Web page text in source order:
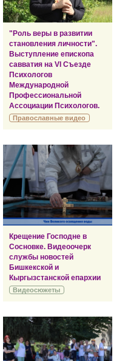
"Роль веры в развитии
становления личности".
Выступление епископа
савватия на VI Съезде
Психологов
Международной
Профессиональной
Ассоциации Психологов.
Православные видео
Крещение Господне в
Сосновке. Видеоочерк
службы новостей
Бишкекской и
Кыргызстанской епархии
Видеосюжеты